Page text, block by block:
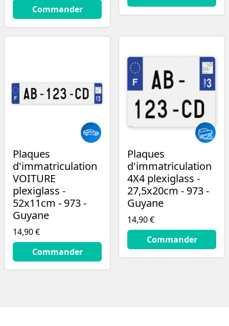
14.9 €Commander
Plaques
d'immatriculation
VOITURE
plexiglass -
52x11cm - 973 -
Guyane
14,90 €
14.9
€Commander
Plaques
d'immatriculation
4X4 plexiglass -
27,5x20cm - 973 -
Guyane
14,90 €
14.9
€Commander